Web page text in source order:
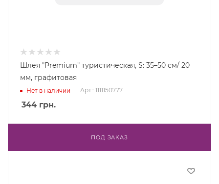
Шлея "Premium" туристическая, S: 35–50 см/ 20
мм, графитовая
Нет в наличии Арт.: 1111150777
344 грн.
ПОД ЗАКАЗ